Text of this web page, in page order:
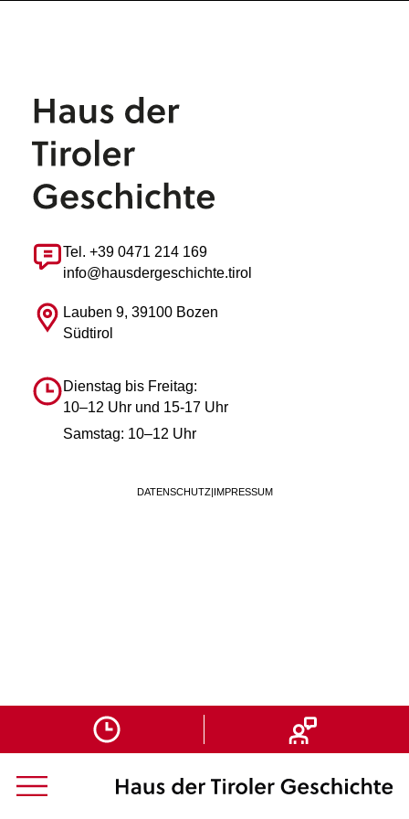
Tel. +39 0471 214 169
info@hausdergeschichte.tirol
Lauben 9, 39100 Bozen
Südtirol
Dienstag bis Freitag:
10–12 Uhr und 15-17 Uhr
Samstag: 10–12 Uhr
DATENSCHUTZ| IMPRESSUM